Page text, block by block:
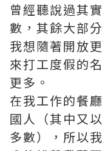
曾經聽說過其
數，其餘大部
我想隨著開放
來打工度假的
更多。
在我工作的餐
國人（其中又
多數），所以